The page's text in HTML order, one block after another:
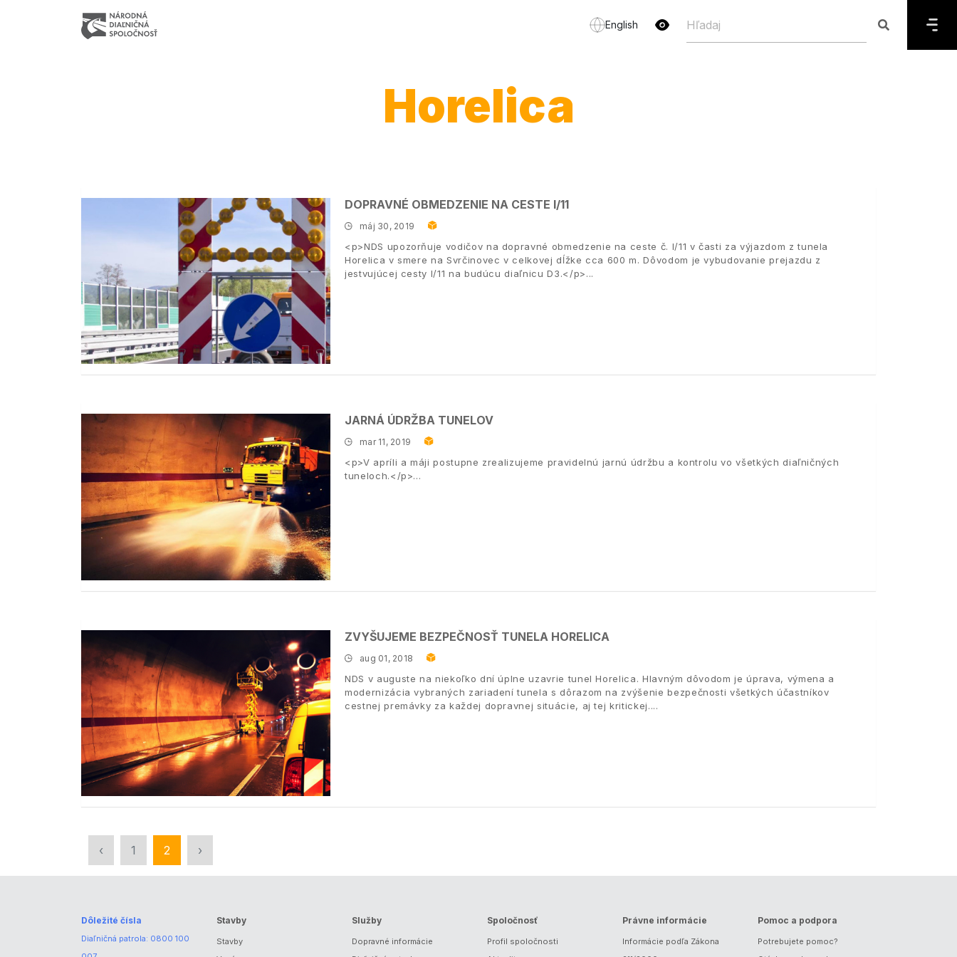
English
Horelica
DOPRAVNÉ OBMEDZENIE NA CESTE I/11
máj 30, 2019
<p>NDS upozorňuje vodičov na dopravné obmedzenie na ceste č. I/11 v časti za výjazdom z tunela
Horelica v smere na Svrčinovec v celkovej dĺžke cca 600 m. Dôvodom je vybudovanie prejazdu z
jestvujúcej cesty I/11 na budúcu diaľnicu D3.</p>
JARNÁ ÚDRŽBA TUNELOV
mar 11, 2019
<p>V apríli a máji postupne zrealizujeme pravidelnú jarnú údržbu a kontrolu vo všetkých diaľničných
tuneloch.</p>
ZVYŠUJEME BEZPEČNOSŤ TUNELA HORELICA
aug 01, 2018
NDS v auguste na niekoľko dní úplne uzavrie tunel Horelica. Hlavným dôvodom je úprava, výmena a
modernizácia vybraných zariadení tunela s dôrazom na zvýšenie bezpečnosti všetkých účastníkov
cestnej premávky za každej dopravnej situácie, aj tej kritickej.
‹ 1 2 ›
Dôležité čísla
Diaľničná patrola: 0800 100
Stavby
Stavby
Služby
Dopravné informácie
Spoločnosť
Profil spoločnosti
Právne informácie
Informácie podľa Zákona
Pomoc a podpora
Potrebujete pomoc?